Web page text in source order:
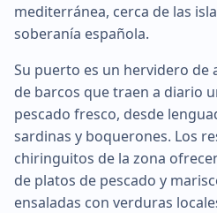
mediterránea, cerca de las
soberanía española.
Su puerto es un hervidero de
de barcos que traen a diario
pescado fresco, desde
sardinas y boquerones. Los
chiringuitos de la zona
de platos de pescado y
ensaladas con verduras